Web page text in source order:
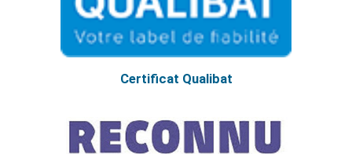
Certificat Qualibat